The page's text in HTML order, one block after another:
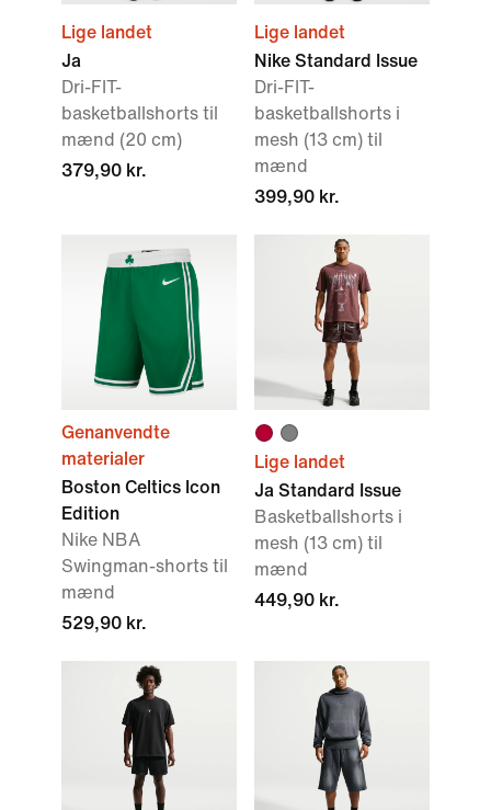
Lige landet
Ja
Dri-FIT-
basketballshorts til
mænd (20 cm)
379,90 kr.
Lige landet
Nike Standard Issue
Dri-FIT-
basketballshorts i
mesh (13 cm) til
mænd
399,90 kr.
Genanvendte
materialer
Boston Celtics Icon
Edition
Nike NBA
Swingman-shorts til
mænd
529,90 kr.
Lige landet
Ja Standard Issue
Basketballshorts i
mesh (13 cm) til
mænd
449,90 kr.